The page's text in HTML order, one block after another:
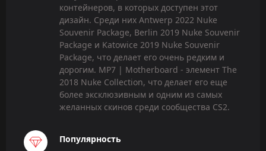
контейнеров, в которых доступен этот
дизайн. Среди них Antwerp 2022 Nuke
Souvenir Package, Berlin 2019 Nuke Souvenir
Package и Katowice 2019 Nuke Souvenir
Package, что делает его очень редким и
дорогим. MP7 | Motherboard - элемент The
2018 Nuke Collection, что делает его еще
более эксклюзивным и одним из самых
желанных скинов среди сообщества CS2.
Популярность